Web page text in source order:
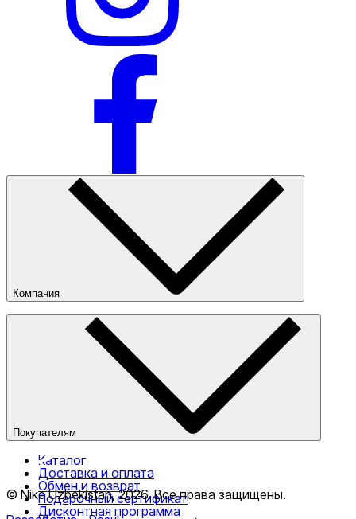
Компания
О компании
Наши магазины
Публичная оферта
Покупателям
Каталог
Доставка и оплата
Обмен и возврат
Подарочный сертификат
Дисконтная программа
© Nike Uzbekistan,2026.Все права защищены.